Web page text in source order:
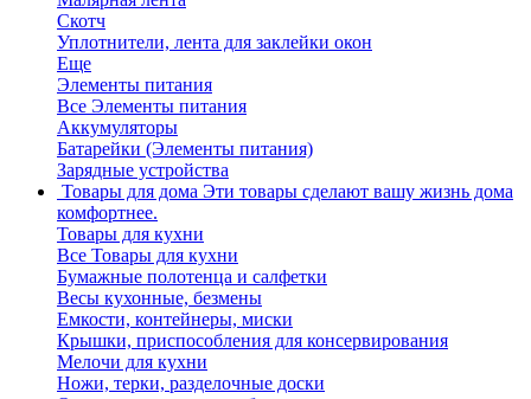
Скотч
Уплотнители, лента для заклейки окон
Еще
Элементы питания
Все Элементы питания
Аккумуляторы
Батарейки (Элементы питания)
Зарядные устройства
Товары для дома Эти товары сделают вашу жизнь дома
комфортнее.
Товары для кухни
Все Товары для кухни
Бумажные полотенца и салфетки
Весы кухонные, безмены
Емкости, контейнеры, миски
Крышки, приспособления для консервирования
Мелочи для кухни
Ножи, терки, разделочные доски